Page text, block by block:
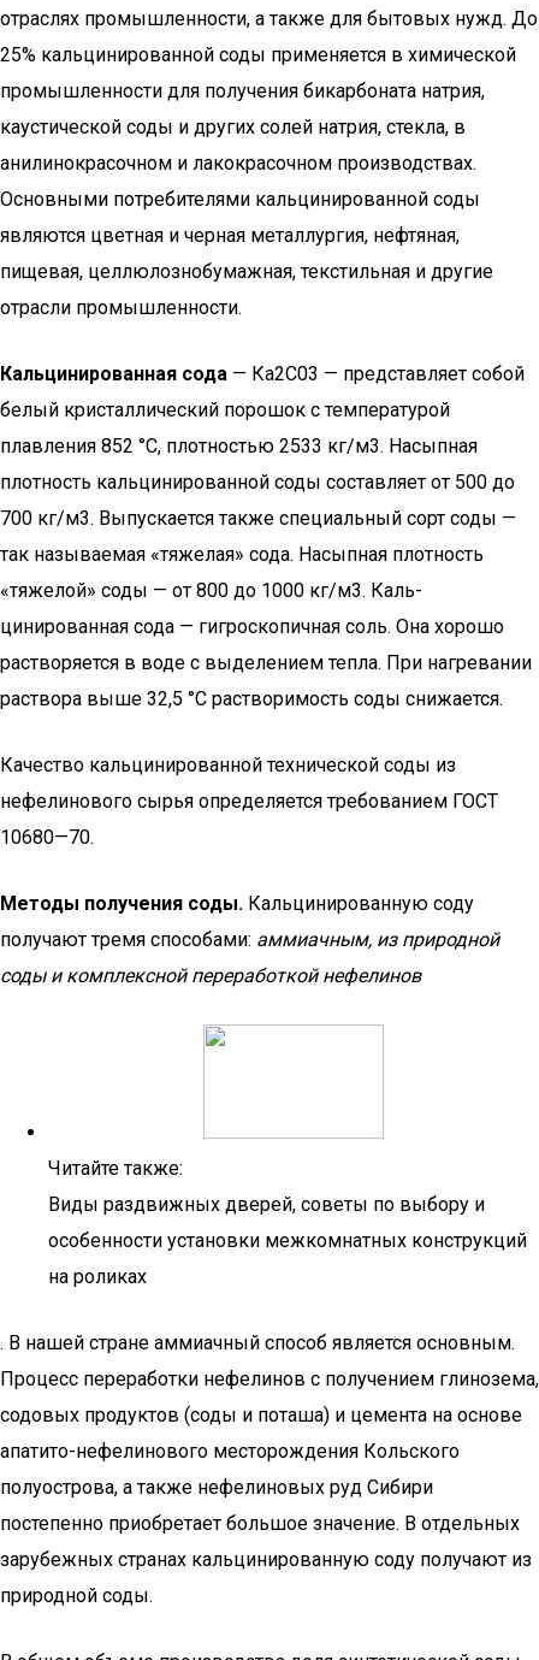
от­раслях промышленности, а также для бытовых нужд. До
25% кальцинированной соды применяется в химической
промышлен­ности для получения бикарбоната натрия,
каустической соды и других солей натрия, стекла, в
анилинокрасочном и лакокрасоч­ном производствах.
Основными потребителями кальцинирован­ной соды
являются цветная и черная металлургия, нефтяная,
пищевая, целлюлознобумажная, текстильная и другие
отрасли промышленности.
Кальцинированная сода — Ка2С03 — представляет собой
белый кристаллический порошок с температурой
плавления 852 °С, плотностью 2533 кг/м3. Насыпная
плотность кальциниро­ванной соды составляет от 500 до
700 кг/м3. Выпускается также специальный сорт соды —
так называемая «тяжелая» сода. На­сыпная плотность
«тяжелой» соды — от 800 до 1000 кг/м3. Каль­
цинированная сода — гигроскопичная соль. Она хорошо
раство­ряется в воде с выделением тепла. При нагревании
раствора выше 32,5 °С растворимость соды снижается.
Качество кальцинированной технической соды из
нефелинового сырья определяется требованием ГОСТ
10680—70.
Методы получения соды. Кальцинированную соду
получают тремя способами: аммиачным, из природной
соды и комплекс­ной переработкой нефелинов
Читайте также:
Виды раздвижных дверей, советы по выбору и
особенности установки межкомнатных конструкций
на роликах
. В нашей стране аммиачный способ яв­ляется основным.
Процесс переработки нефелинов с получением глинозема,
содовых продуктов (соды и поташа) и цемента на основе
апатито-нефелинового месторождения Кольского
полуострова, а также нефелиновых руд Сибири
постепенно приобре­тает большое значение. В отдельных
зарубежных странах каль­цинированную соду получают из
природной соды.